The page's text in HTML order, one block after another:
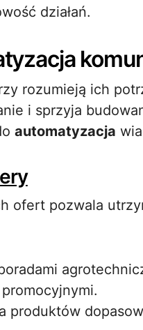
działań.
rozumieją ich
i sprzyja
automatyzacja
ofert pozwala
produktów